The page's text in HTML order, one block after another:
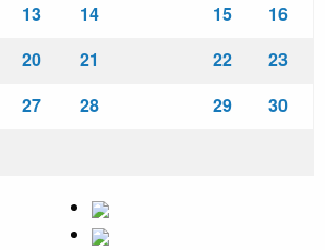
13 14 15
16
20 21 22
23
27 28 29
30